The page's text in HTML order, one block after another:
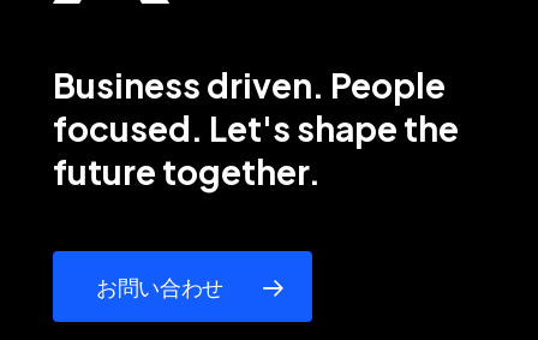
Business driven. People
focused. Let's shape the
future together.
お問い合わせ